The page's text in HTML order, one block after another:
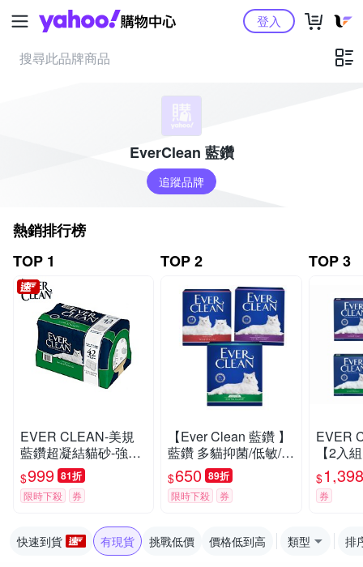
Yahoo購物中心登入
EverClean 藍鑽
追蹤品牌
熱銷排行榜
TOP 1
EVER CLEAN-美規
藍鑽超凝結貓砂-強效
低敏結塊貓砂 42LB(1
9kg)=綠標★
$999 81折
限時下殺 券
TOP 2
【Ever Clean 藍鑽 】
藍鑽 多貓抑菌/低敏/除
臭貓砂8.5kg -( 除臭/
抑味/ 凝結/長效淨味2
1天)
$650 89折
限時下殺 券
TOP 3
EVER
【2入
抑菌/
$1,398
券
快速到貨 有現貨 挑戰低價 價格低到高 類型 排